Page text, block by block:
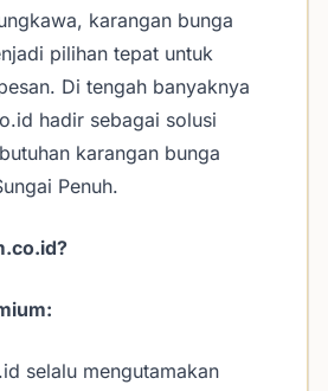
karangan bunga
pilihan tepat untuk
Di tengah banyaknya
hadir sebagai solusi
karangan bunga
Penuh.
selalu mengutamakan